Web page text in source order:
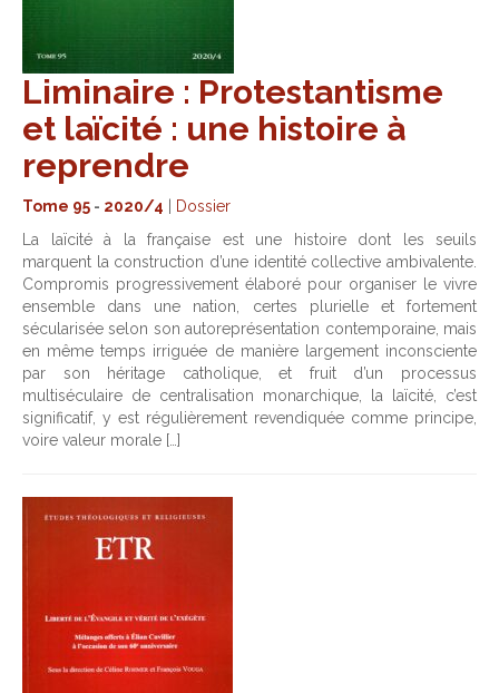
Liminaire : Protestantisme
et laïcité : une histoire à
reprendre
Tome 95 - 2020/4
Dossier
La laïcité à la française est une histoire dont les seuils
marquent la construction d’une identité collective ambivalente.
Compromis progressivement élaboré pour organiser le vivre
ensemble dans une nation, certes plurielle et fortement
sécularisée selon son autoreprésentation contemporaine, mais
en même temps irriguée de manière largement inconsciente
par son héritage catholique, et fruit d’un processus
multiséculaire de centralisation monarchique, la laïcité, c’est
significatif, y est régulièrement revendiquée comme principe,
voire valeur morale […]